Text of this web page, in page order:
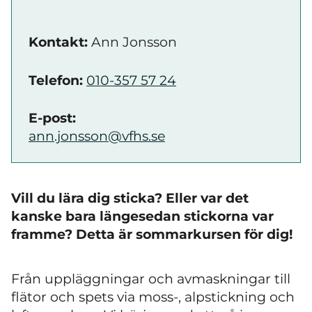
Kontakt: Ann Jonsson
Telefon: 010-357 57 24
E-post:
ann.jonsson@vfhs.se
Vill du lära dig sticka? Eller var det
kanske bara längesedan stickorna var
framme? Detta är sommarkursen för dig!
Från uppläggningar och avmaskningar till
flätor och spets via moss-, alpstickning och